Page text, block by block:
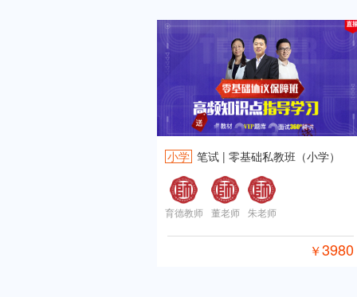
小学 笔试 | 零基础私教班（小学）
育德教师 董老师 朱老师
￥3980